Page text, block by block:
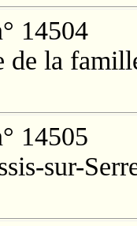
14504
de la
14505
sur-